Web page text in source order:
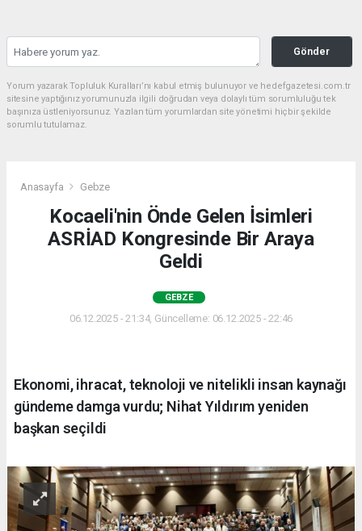
Gönder
Yorum yazarak Topluluk Kuralları’nı kabul etmiş bulunuyor ve hedefgazetesi.com.tr
sitesine yaptığınız yorumunuzla ilgili doğrudan veya dolaylı tüm sorumluluğu tek
başınıza üstleniyorsunuz. Yazılan tüm yorumlardan site yönetimi hiçbir şekilde
sorumlu tutulamaz.
Anasayfa Gebze
Kocaeli'nin Önde Gelen İsimleri
ASRİAD Kongresinde Bir Araya
Geldi
GEBZE
06.12.2025 - 21:34, Güncelleme: 06.12.2025 - 22:46
Ekonomi, ihracat, teknoloji ve nitelikli insan kaynağı
gündeme damga vurdu; Nihat Yıldırım yeniden
başkan seçildi